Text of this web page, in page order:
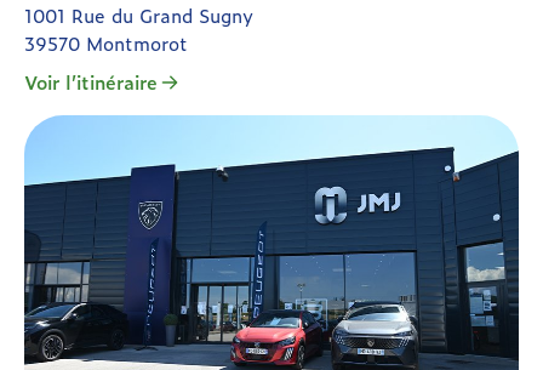
1001 Rue du Grand Sugny
39570 Montmorot
Voir l’itinéraire